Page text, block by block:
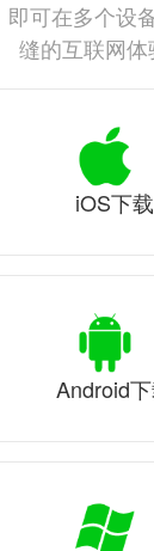
可在多个设
缝的互联网体
iOS下载
Android